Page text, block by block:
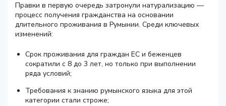
Правки в первую очередь затронули натурализацию —
процесс получения гражданства на основании
длительного проживания в Румынии. Среди ключевых
изменений:
Срок проживания для граждан ЕС и беженцев
сократили с 8 до 3 лет, но только при выполнении
ряда условий;
Требования к знанию румынского языка для этой
категории стали строже;